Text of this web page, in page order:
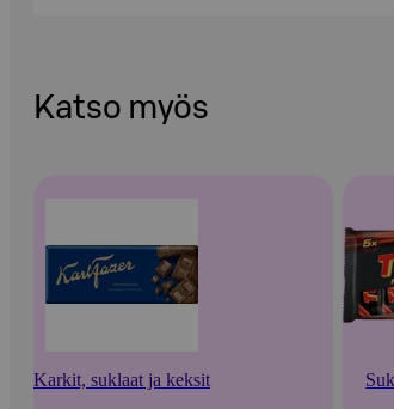
Katso myös
Karkit, suklaat ja keksit